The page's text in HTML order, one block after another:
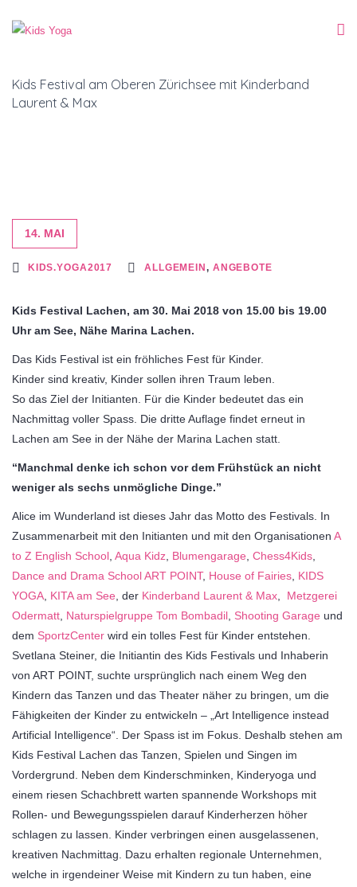
Kids Festival am Oberen Zürichsee mit Kinderband
Laurent & Max
14. MAI
KIDS.YOGA2017 ALLGEMEIN, ANGEBOTE
Kids Festival Lachen, am 30. Mai 2018 von 15.00 bis 19.00
Uhr am See, Nähe Marina Lachen.
Das Kids Festival ist ein fröhliches Fest für Kinder.
Kinder sind kreativ, Kinder sollen ihren Traum leben.
So das Ziel der Initianten. Für die Kinder bedeutet das ein
Nachmittag voller Spass. Die dritte Auflage findet erneut in
Lachen am See in der Nähe der Marina Lachen statt.
“Manchmal denke ich schon vor dem Frühstück an nicht
weniger als sechs unmögliche Dinge.”
Alice im Wunderland ist dieses Jahr das Motto des Festivals. In
Zusammenarbeit mit den Initianten und mit den Organisationen A
to Z English School Aqua Kidz Blumengarage Chess4Kids
Dance and Drama School ART POINT, House of Fairies KIDS
YOGA KITA am See , der Kinderband Laurent & Max
Metzgerei
Odermatt Naturspielgruppe Tom Bombadil Shooting Garage und
dem SportzCenter wird ein tolles Fest für Kinder entstehen.
Svetlana Steiner, die Initiantin des Kids Festivals und Inhaberin
von ART POINT, suchte ursprünglich nach einem Weg den
Kindern das Tanzen und das Theater näher zu bringen, um die
Fähigkeiten der Kinder zu entwickeln – „Art Intelligence instead
Artificial Intelligence“. Der Spass ist im Fokus. Deshalb stehen am
Kids Festival Lachen das Tanzen, Spielen und Singen im
Vordergrund. Neben dem Kinderschminken, Kinderyoga und
einem riesen Schachbrett warten spannende Workshops mit
Rollen- und Bewegungsspielen darauf Kinderherzen höher
schlagen zu lassen. Kinder verbringen einen ausgelassenen,
kreativen Nachmittag. Dazu erhalten regionale Unternehmen,
welche in irgendeiner Weise mit Kindern zu tun haben, eine